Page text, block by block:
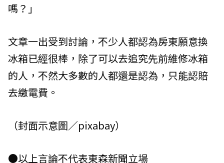
嗎？」
文章一出受到討論，不少人都認為房東願意換
冰箱已經很棒，除了可以去追究先前維修冰箱
的人，不然大多數的人都還是認為，只能認賠
去繳電費。
（封面示意圖／pixabay）
●以上言論不代表東森新聞立場